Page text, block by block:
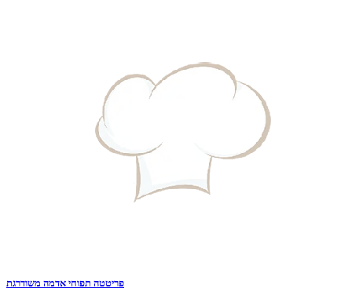
פריטטה תפוחי אדמה משודרגת